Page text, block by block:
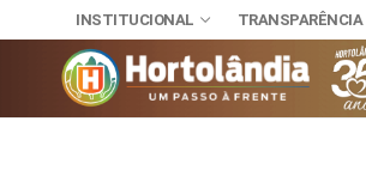
INSTITUCIONAL TRANSPARÊNCIA